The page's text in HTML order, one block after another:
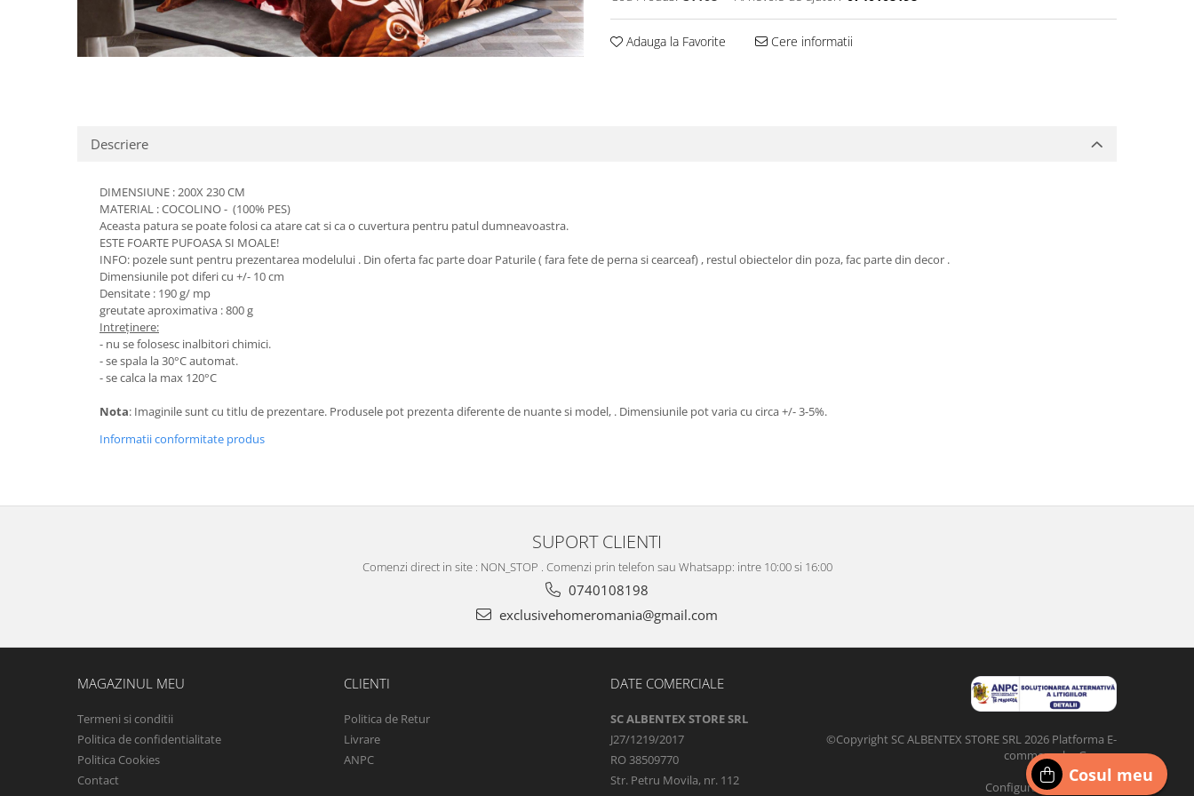
Adauga la Favorite Cere informatii
Descriere
DIMENSIUNE : 200X 230 CM
MATERIAL : COCOLINO - (100% PES)
Aceasta patura se poate folosi ca atare cat si ca o cuvertura pentru patul dumneavoastra.
ESTE FOARTE PUFOASA SI MOALE!
INFO: pozele sunt pentru prezentarea modelului . Din oferta fac parte doar Paturile ( fara fete de perna si cearceaf) , restul obiectelor din poza, fac parte din decor .
Dimensiunile pot diferi cu +/- 10 cm
Densitate : 190 g/ mp
greutate aproximativa : 800 g
Intreținere:
- nu se folosesc inalbitori chimici.
- se spala la 30°C automat.
- se calca la max 120°C
Nota: Imaginile sunt cu titlu de prezentare. Produsele pot prezenta diferente de nuante si model, . Dimensiunile pot varia cu circa +/- 3-5%.
Informatii conformitate produs
SUPORT CLIENTI
Comenzi direct in site : NON_STOP . Comenzi prin telefon sau Whatsapp: intre 10:00 si 16:00
0740108198
exclusivehomeromania@gmail.com
MAGAZINUL MEU
Termeni si conditii
Politica de confidentialitate
Politica Cookies
Contact
CLIENTI
Politica de Retur
Livrare
ANPC
DATE COMERCIALE
SC ALBENTEX STORE SRL
J27/1219/2017
RO 38509770
Str. Petru Movila, nr. 112
©Copyright SC ALBENTEX STORE SRL 2026 Platforma E-
commerce by Gomag
Configurat de
Cosul meu